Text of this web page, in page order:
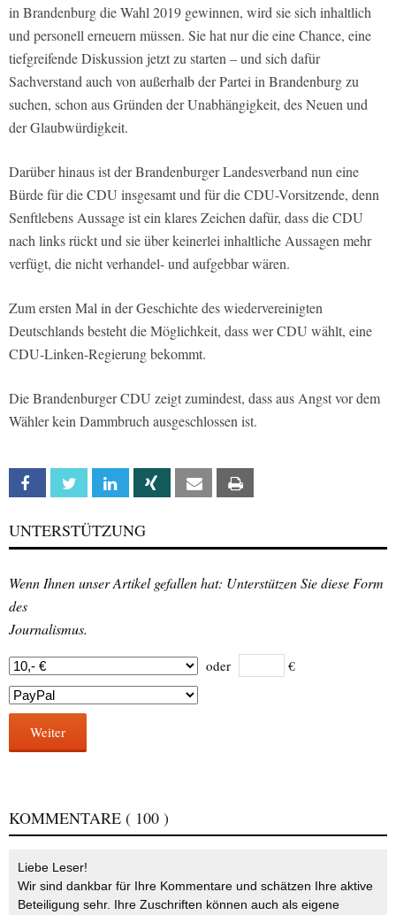
in Brandenburg die Wahl 2019 gewinnen, wird sie sich inhaltlich
und personell erneuern müssen. Sie hat nur die eine Chance, eine
tiefgreifende Diskussion jetzt zu starten – und sich dafür
Sachverstand auch von außerhalb der Partei in Brandenburg zu
suchen, schon aus Gründen der Unabhängigkeit, des Neuen und
der Glaubwürdigkeit.
Darüber hinaus ist der Brandenburger Landesverband nun eine
Bürde für die CDU insgesamt und für die CDU-Vorsitzende, denn
Senftlebens Aussage ist ein klares Zeichen dafür, dass die CDU
nach links rückt und sie über keinerlei inhaltliche Aussagen mehr
verfügt, die nicht verhandel- und aufgebbar wären.
Zum ersten Mal in der Geschichte des wiedervereinigten
Deutschlands besteht die Möglichkeit, dass wer CDU wählt, eine
CDU-Linken-Regierung bekommt.
Die Brandenburger CDU zeigt zumindest, dass aus Angst vor dem
Wähler kein Dammbruch ausgeschlossen ist.
Facebook Twitter Linkedin Xing Email
UNTERSTÜTZUNG
Wenn Ihnen unser Artikel gefallen hat: Unterstützen Sie diese Form
des
Journalismus.
oder €
Weiter
KOMMENTARE ( 100 )
Liebe Leser!
Wir sind dankbar für Ihre Kommentare und schätzen Ihre aktive
Beteiligung sehr. Ihre Zuschriften können auch als eigene